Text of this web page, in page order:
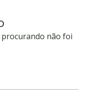
procurando não foi